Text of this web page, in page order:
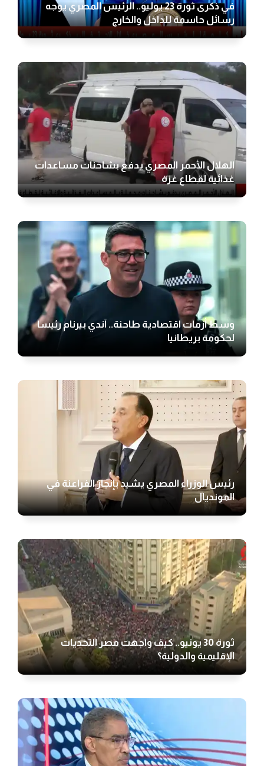
في ذكرى ثورة 23 يوليو.. الرئيس المصري يوجه
رسائل حاسمة للداخل والخارج
الهلال الأحمر المصري يدفع بشاحنات مساعدات
غذائية لقطاع غزة
وسط أزمات اقتصادية طاحنة.. آندي بيرنام رئيسا
لحكومة بريطانيا
رئيس الوزراء المصري يشيد بإنجاز الفراعنة في
المونديال
ثورة 30 يونيو.. كيف واجهت مصر التحديات
الإقليمية والدولية؟